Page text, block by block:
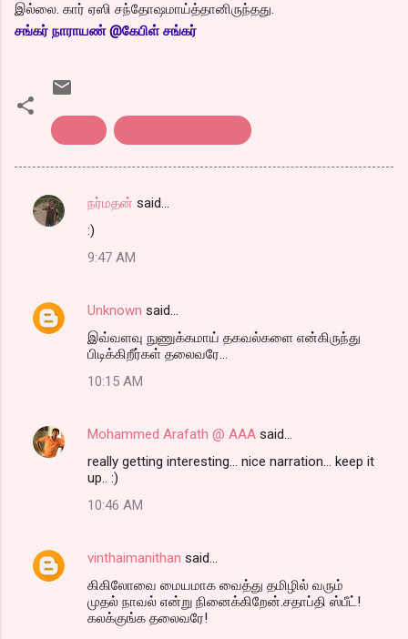
இல்லை. கார் ஏஸி சந்தோஷமாய்த்தானிருந்தது.
சங்கர் நாராயண் @கேபிள் சங்கர்
C
e
நர்மதன் said…
:)
9:47 AM
Unknown said…
இவ்வளவு நுணுக்கமாய் தகவல்களை என்கிருந்து
பிடிக்கிறீர்கள் தலைவரே...
10:15 AM
Mohammed Arafath @ AAA said…
really getting interesting... nice narration... keep it
up.. :)
10:46 AM
vinthaimanithan said…
கிகிலோவை மையமாக வைத்து தமிழில் வரும்
முதல் நாவல் என்று நினைக்கிறேன்.சதாப்தி ஸ்பீட்!
கலக்குங்க தலைவரே!